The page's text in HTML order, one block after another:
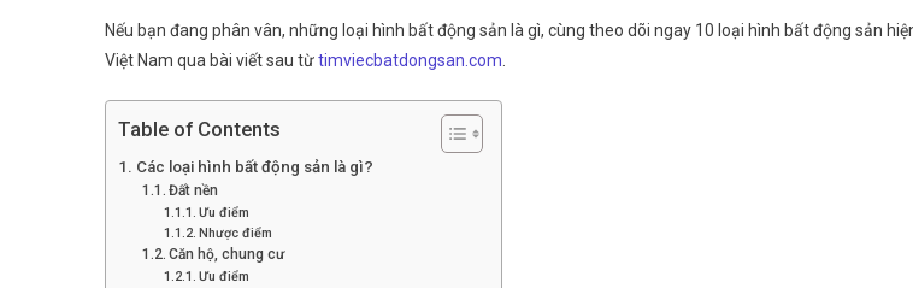
Hiện
Có
Ở
Việt
Nam?
Nếu bạn đang phân vân, những loại hình bất động sản là gì, cùng theo dõi ngay 10 loại hình bất động sản
Việt Nam qua bài viết sau từtimviecbatdongsan.com.
Table of Contents
Các loại hình bất động sản là gì?
Đất nền
Ưu điểm
Nhược điểm
Căn hộ, chung cư
Ưu điểm